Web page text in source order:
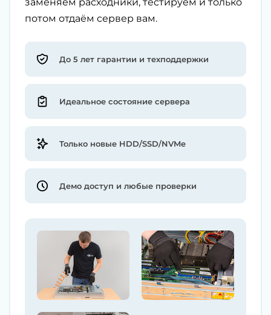
потом отдаём сервер вам.
До 5 лет гарантии и техподдержки
Идеальное состояние сервера
Только новые HDD/SSD/NVMe
Демо доступ и любые проверки